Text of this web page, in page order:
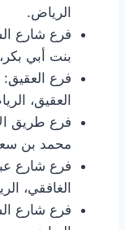
الرياض.
فرع شارع
بنت أبي
فرع
العقيق،
فرع طريق
محمد بن
فرع شارع
الغافقي،
فرع شارع